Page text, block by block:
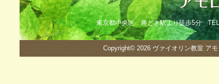
東京都中央区 勝どき駅より徒歩5分
Copyright© 2026 ヴァイオリン教室 ア